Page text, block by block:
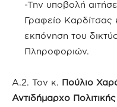
-Την υποβολή
Γραφείο Καρδίτσας
εκπόνηση του
Πληροφοριών.
Α.2. Τον κ. Πούλιο
Αντιδήμαρχο